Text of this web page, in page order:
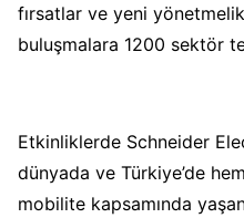
fırsatlar ve yeni
buluşmalara 1200 sektör
Etkinliklerde Schneider
dünyada ve Türkiye’de
mobilite kapsamında